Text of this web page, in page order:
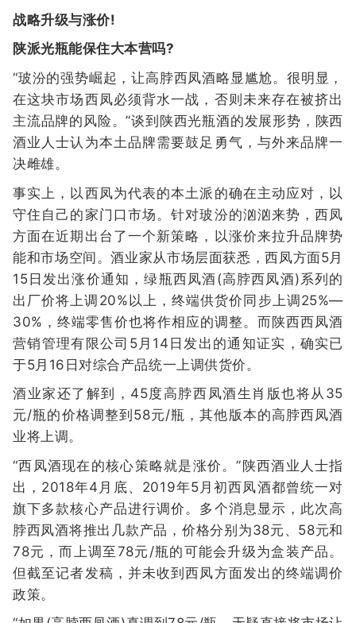
战略升级与涨价!
陕派光瓶能保住大本营吗?
“玻汾的强势崛起，让高脖西凤酒略显尴尬。很明显，
在这块市场西凤必须背水一战，否则未来存在被挤出
主流品牌的风险。”谈到陕西光瓶酒的发展形势，陕西
酒业人士认为本土品牌需要鼓足勇气，与外来品牌一
决雌雄。
事实上，以西凤为代表的本土派的确在主动应对，以
守住自己的家门口市场。针对玻汾的汹汹来势，西凤
方面在近期出台了一个新策略，以涨价来拉升品牌势
能和市场空间。酒业家从市场层面获悉，西凤方面5月
15日发出涨价通知，绿瓶西凤酒(高脖西凤酒)系列的
出厂价将上调20%以上，终端供货价同步上调25%—
30%，终端零售价也将作相应的调整。而陕西西凤酒
营销管理有限公司5月14日发出的通知证实，确实已
于5月16日对综合产品统一上调供货价。
酒业家还了解到，45度高脖西凤酒生肖版也将从35
元/瓶的价格调整到58元/瓶，其他版本的高脖西凤酒
业将上调。
“西凤酒现在的核心策略就是涨价。”陕西酒业人士指
出，2018年4月底、2019年5月初西凤酒都曾统一对
旗下多款核心产品进行调价。多个消息显示，此次高
脖西凤酒将推出几款产品，价格分别为38元、58元和
78元，而上调至78元/瓶的可能会升级为盒装产品。
但截至记者发稿，并未收到西凤方面发出的终端调价
政策。